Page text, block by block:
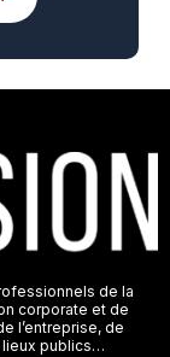
de la
corporate et de
l’entreprise, de
lieux publics…